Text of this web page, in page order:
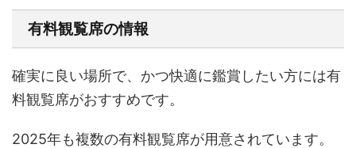
有料観覧席の情報
確実に良い場所で、かつ快適に鑑賞したい方には有
料観覧席がおすすめです。
2025年も複数の有料観覧席が用意されています。